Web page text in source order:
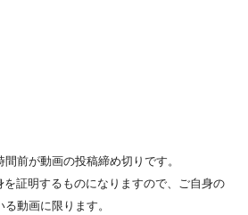
前が動画の投稿締め切りです。
証明するものになりますので、ご自身の
動画に限ります。